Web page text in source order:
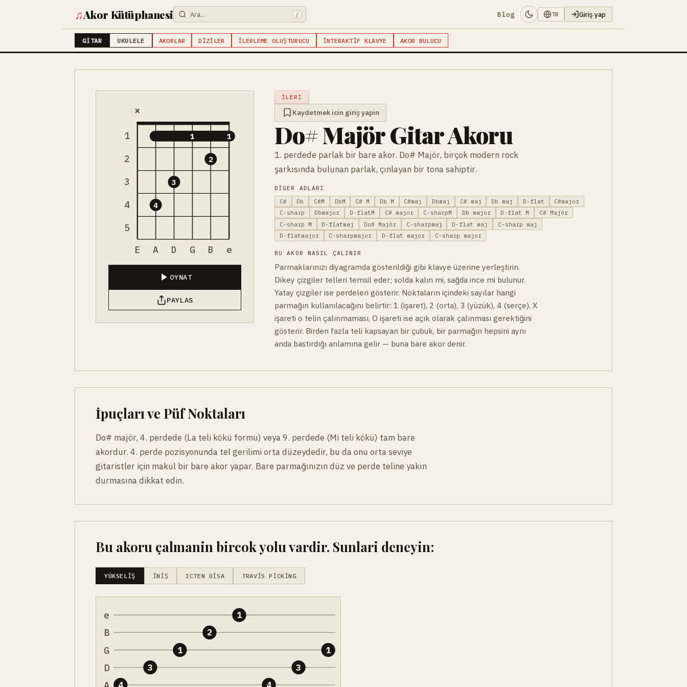
♫Akor Kütüphanesi / Blog TR Giriş yap
GITAR UKULELE AKORLAR DIZILER İLERLEME OLUŞTURUCU İNTERAKTIF KLAVYE AKOR BULUCU
1
2
3
4
5
×
4
3
1
2
1
E A D G B e
OYNAT
PAYLAS
İLERI
Kaydetmek icin giriş yapin
Do# Majör Gitar Akoru
1. perdede parlak bir bare akor. Do# Majör, birçok modern rock
şarkısında bulunan parlak, çınlayan bir tona sahiptir.
DIGER ADLARI
C#
Db C#M DbM C# M Db M C#maj Dbmaj C# maj Db maj D-flat
C#major
C-sharp
Dbmajor D-flatM C# major C-sharpM Db major D-flat M
C# Majör
C-sharp M
D-flatmaj Do# Majör C-sharpmaj D-flat maj
C-sharp maj
D-flatmajor
C-sharpmajor D-flat major C-sharp major
BU AKOR NASIL ÇALINIR
Parmaklarınızı diyagramda gösterildiği gibi klavye üzerine yerleştirin.
Dikey çizgiler telleri temsil eder; solda kalın mi, sağda ince mi bulunur.
Yatay çizgiler ise perdeleri gösterir. Noktaların içindeki sayılar hangi
parmağın kullanılacağını belirtir: 1 (işaret), 2 (orta), 3 (yüzük), 4 (serçe). X
işareti o telin çalınmaması, O işareti ise açık olarak çalınması gerektiğini
gösterir. Birden fazla teli kapsayan bir çubuk, bir parmağın hepsini aynı
anda bastırdığı anlamına gelir — buna bare akor denir.
İpuçları ve Püf Noktaları
Do# majör, 4. perdede (La teli kökü formu) veya 9. perdede (Mi teli kökü) tam bare
akordur. 4. perde pozisyonunda tel gerilimi orta düzeydedir, bu da onu orta seviye
gitaristler için makul bir bare akor yapar. Bare parmağınızın düz ve perde teline yakın
durmasına dikkat edin.
Bu akoru çalmanin bircok yolu vardir. Sunlari deneyin:
YÜKSELIŞ İNIŞ ICTEN DISA TRAVIS PICKING
e
B
G
D
3
1
2
1
3
1